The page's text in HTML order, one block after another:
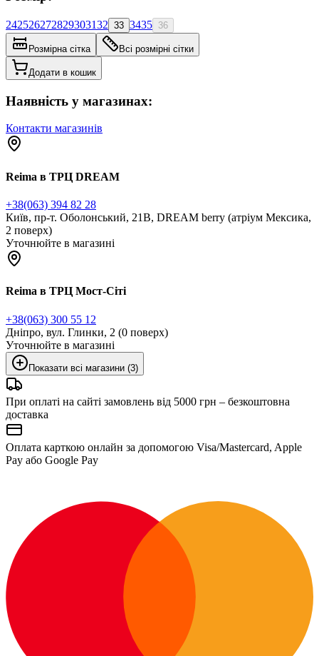
242526272829303132 33 3435 36
Розмірна сітка Всі розмірні сітки
Додати в кошик
Наявність у магазинах:
Контакти магазинів
Reima в ТРЦ DREAM
+38(063) 394 82 28
Київ, пр-т. Оболонський, 21В, DREAM berry (атріум Мексика,
2 поверх)
Уточнюйте в магазині
Reima в ТРЦ Мост-Сіті
+38(063) 300 55 12
Дніпро, вул. Глинки, 2 (0 поверх)
Уточнюйте в магазині
Показати всі магазини (3)
При оплаті на сайті замовлень від 5000 грн – безкоштовна
доставка
Оплата карткою онлайн за допомогою Visa/Mastercard, Apple
Pay або Google Pay